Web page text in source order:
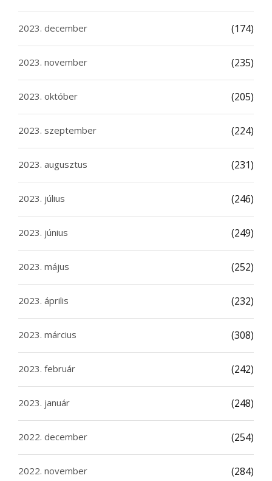
2023. december (174)
2023. november (235)
2023. október (205)
2023. szeptember (224)
2023. augusztus (231)
2023. július (246)
2023. június (249)
2023. május (252)
2023. április (232)
2023. március (308)
2023. február (242)
2023. január (248)
2022. december (254)
2022. november (284)